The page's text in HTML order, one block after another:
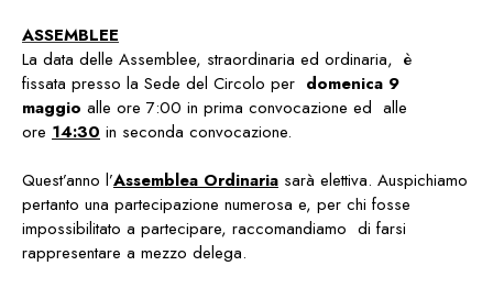
ASSEMBLEE
La data delle Assemblee, straordinaria ed ordinaria, è
fissata presso la Sede del Circolo per domenica 9
maggio alle ore 7:00 in prima convocazione ed alle
ore 14:30 in seconda convocazione.
Quest’anno l’Assemblea Ordinaria sarà elettiva. Auspichiamo
pertanto una partecipazione numerosa e, per chi fosse
impossibilitato a partecipare, raccomandiamo di farsi
rappresentare a mezzo delega.